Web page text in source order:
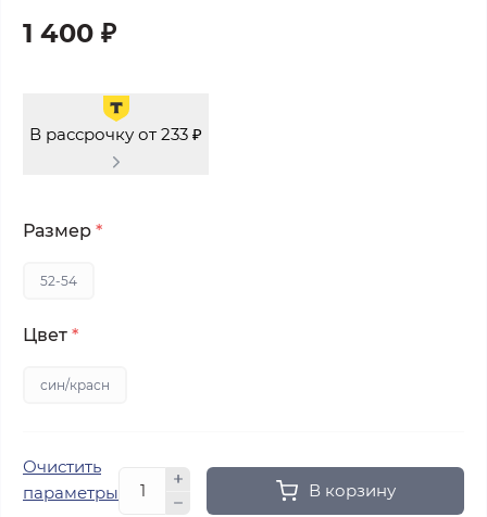
1 400 ₽
В рассрочку от 233 ₽
Размер *
52-54
Цвет *
син/красн
Очистить
параметры
В корзину